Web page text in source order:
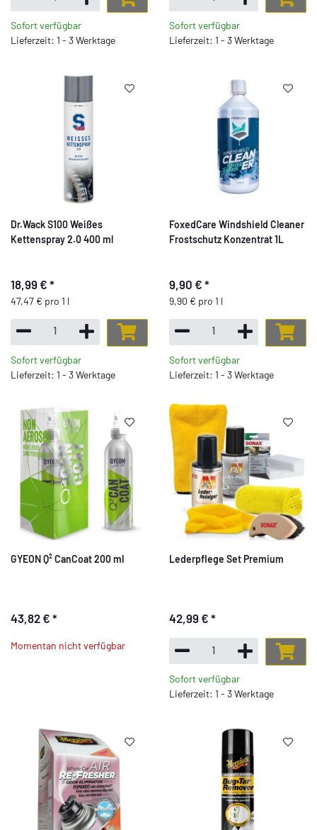
Sofort verfügbar
Lieferzeit: 1 - 3 Werktage
Sofort verfügbar
Lieferzeit: 1 - 3 Werktage
Dr.Wack S100 Weißes
Kettenspray 2.0 400 ml
18,99 € *
47,47 € pro 1 l
Sofort verfügbar
Lieferzeit: 1 - 3 Werktage
FoxedCare Windshield Cleaner
Frostschutz Konzentrat 1L
9,90 € *
9,90 € pro 1 l
Sofort verfügbar
Lieferzeit: 1 - 3 Werktage
GYEON Q² CanCoat 200 ml
43,82 € *
Momentan nicht verfügbar
Lederpflege Set Premium
42,99 € *
Sofort verfügbar
Lieferzeit: 1 - 3 Werktage